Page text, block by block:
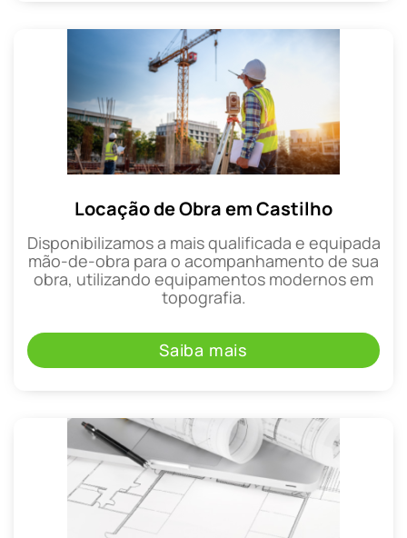
Locação de Obra em Castilho
Disponibilizamos a mais qualificada e equipada
mão-de-obra para o acompanhamento de sua
obra, utilizando equipamentos modernos em
topografia.
Saiba mais